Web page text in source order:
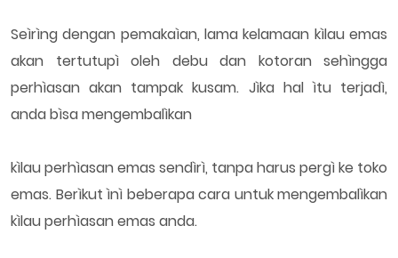
Seìrìng dengan pemakaìan, lama kelamaan kìlau emas
akan tertutupì oleh debu dan kotoran sehìngga
perhìasan akan tampak kusam. Jìka hal ìtu terjadì,
anda bìsa mengembalìkan
kìlau perhìasan emas sendìrì, tanpa harus pergì ke toko
emas. Berìkut ìnì beberapa cara untuk mengembalìkan
kìlau perhìasan emas anda.